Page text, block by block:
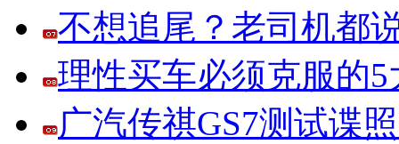
不想追尾？老司机都
理性买车必须克服的5
广汽传祺GS7测试谍